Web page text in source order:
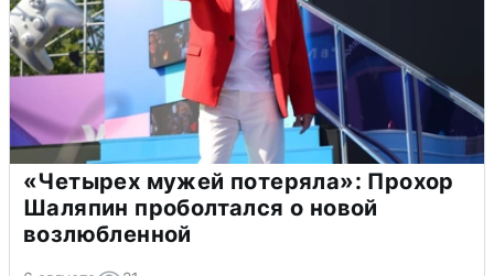
«Четырех мужей потеряла»: Прохор
Шаляпин проболтался о новой
возлюбленной